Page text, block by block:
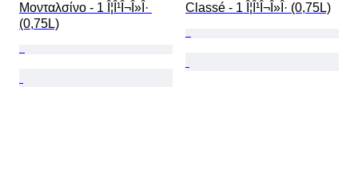
Μονταλσίνο - 1 Î¦Î¹Î¬Î»Î·
(0,75L)
Classé - 1 Î¦Î¹Î¬Î»Î· (0,75L)